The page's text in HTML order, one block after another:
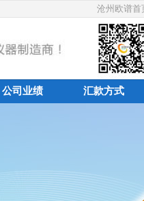
沧州欧谱首
公司业绩 汇款方式